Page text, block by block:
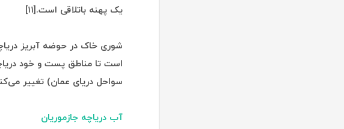
یک پهنه باتلاقی است.[۱۱]
سواحل دریای عمان) تغییر
آب دریاچه جازموریان